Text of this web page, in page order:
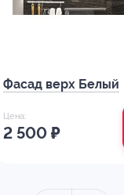
Фасад верх Белый
Цена:
2 500 ₽